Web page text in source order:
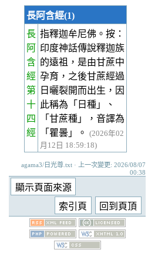
長阿含經(1)
長
阿
含
經
第
十
四
經
指釋迦牟尼佛。按：
印度神話傳說釋迦族
的遠祖，是由甘蔗中
孕育，之後甘蔗經過
日曬裂開而出生，因
此稱為「日種」、
「甘蔗種」，音譯為
「瞿曇」。
(2026年02
月12日 18:59:18)
agama3/日光尊.txt · 上一次變更: 2026/08/07
00:38